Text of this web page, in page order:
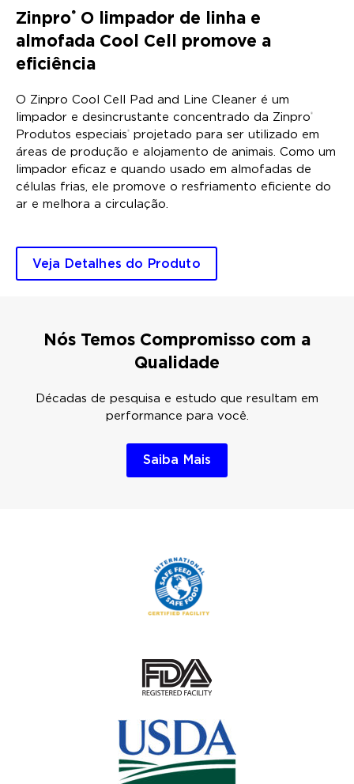
Zinpro® O limpador de linha e
almofada Cool Cell promove a
eficiência
O Zinpro Cool Cell Pad and Line Cleaner é um
limpador e desincrustante concentrado da Zinpro®
Produtos especiais® projetado para ser utilizado em
áreas de produção e alojamento de animais. Como um
limpador eficaz e quando usado em almofadas de
células frias, ele promove o resfriamento eficiente do
ar e melhora a circulação.
Veja Detalhes do Produto
Nós Temos Compromisso com a
Qualidade
Décadas de pesquisa e estudo que resultam em
performance para você.
Saiba Mais